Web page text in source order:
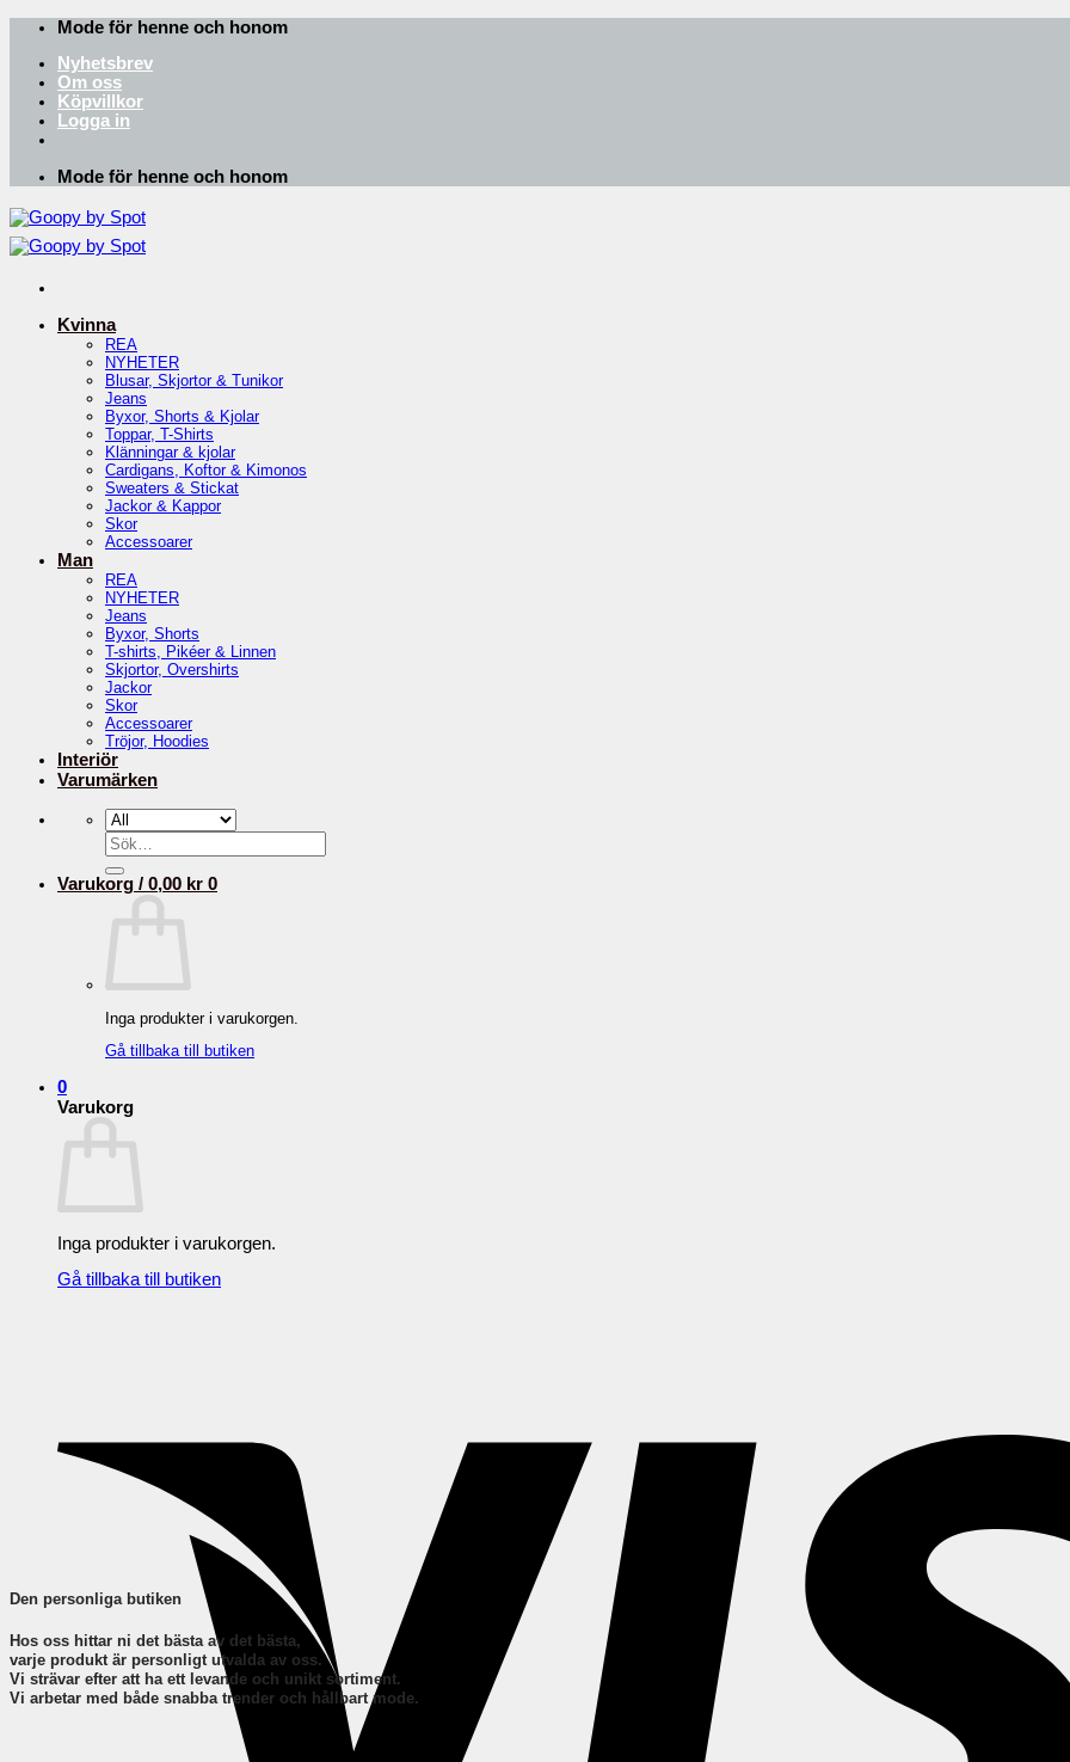
Skip
content
Mode för henne och honom
Nyhetsbrev
Om oss
Köpvillkor
Logga in
Mode för henne och honom
Kvinna
REA
NYHETER
Blusar, Skjortor & Tunikor
Jeans
Byxor, Shorts & Kjolar
Toppar, T-Shirts
Klänningar & kjolar
Cardigans, Koftor & Kimonos
Sweaters & Stickat
Jackor & Kappor
Skor
Accessoarer
Man
REA
NYHETER
Jeans
Byxor, Shorts
T-shirts, Pikéer & Linnen
Skjortor, Overshirts
Jackor
Skor
Accessoarer
Tröjor, Hoodies
Interiör
Varumärken
Sök
efter:
Varukorg / 0,00 kr 0
Inga produkter i varukorgen.
Gå tillbaka till butiken
0
Varukorg
Inga produkter i varukorgen.
Gå tillbaka till butiken
Den personliga butiken
Hos oss hittar ni det bästa av det bästa,
varje produkt är personligt utvalda av oss.
Vi strävar efter att ha ett levande och unikt sortiment.
Vi arbetar med både snabba trender och hållbart mode.